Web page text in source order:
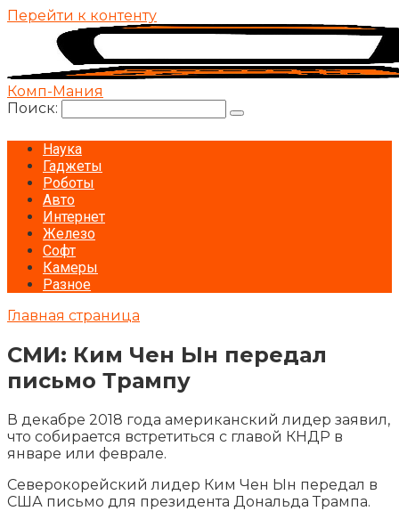
Перейти к контенту
Комп-Мания
Поиск:
Наука
Гаджеты
Роботы
Авто
Интернет
Железо
Софт
Камеры
Разное
Главная страница
СМИ: Ким Чен Ын передал
письмо Трампу
В декабре 2018 года американский лидер заявил,
что собирается встретиться с главой КНДР в
январе или феврале.
Северокорейский лидер Ким Чен Ын передал в
США письмо для президента Дональда Трампа.